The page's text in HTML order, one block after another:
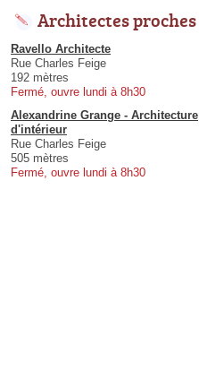
Architectes proches
Ravello Architecte
Rue Charles Feige
192 mètres
Fermé, ouvre lundi à 8h30
Alexandrine Grange - Architecture
d'intérieur
Rue Charles Feige
505 mètres
Fermé, ouvre lundi à 8h30